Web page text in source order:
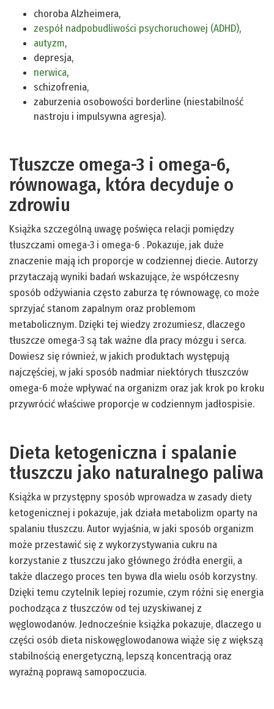
choroba Alzheimera,
zespół nadpobudliwości psychoruchowej (ADHD),
autyzm,
depresja,
nerwica,
schizofrenia,
zaburzenia osobowości borderline (niestabilność
nastroju i impulsywna agresja).
Tłuszcze omega-3 i omega-6,
równowaga, która decyduje o
zdrowiu
Książka szczególną uwagę poświęca relacji pomiędzy
tłuszczami omega-3 i omega-6 . Pokazuje, jak duże
znaczenie mają ich proporcje w codziennej diecie. Autorzy
przytaczają wyniki badań wskazujące, że współczesny
sposób odżywiania często zaburza tę równowagę, co może
sprzyjać stanom zapalnym oraz problemom
metabolicznym. Dzięki tej wiedzy zrozumiesz, dlaczego
tłuszcze omega-3 są tak ważne dla pracy mózgu i serca.
Dowiesz się również, w jakich produktach występują
najczęściej, w jaki sposób nadmiar niektórych tłuszczów
omega-6 może wpływać na organizm oraz jak krok po kroku
przywrócić właściwe proporcje w codziennym jadłospisie.
Dieta ketogeniczna i spalanie
tłuszczu jako naturalnego paliwa
Książka w przystępny sposób wprowadza w zasady diety
ketogenicznej i pokazuje, jak działa metabolizm oparty na
spalaniu tłuszczu. Autor wyjaśnia, w jaki sposób organizm
może przestawić się z wykorzystywania cukru na
korzystanie z tłuszczu jako głównego źródła energii, a
także dlaczego proces ten bywa dla wielu osób korzystny.
Dzięki temu czytelnik lepiej rozumie, czym różni się energia
pochodząca z tłuszczów od tej uzyskiwanej z
węglowodanów. Jednocześnie książka pokazuje, dlaczego u
części osób dieta niskowęglowodanowa wiąże się z większą
stabilnością energetyczną, lepszą koncentracją oraz
wyraźną poprawą samopoczucia.